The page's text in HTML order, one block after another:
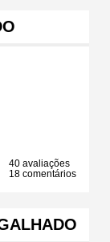
40 avaliações
18 comentários